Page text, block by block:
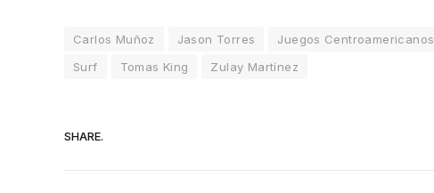
Carlos Muñoz Jason Torres Juegos Centroamericanos
Surf
Tomas King Zulay Martínez
SHARE.